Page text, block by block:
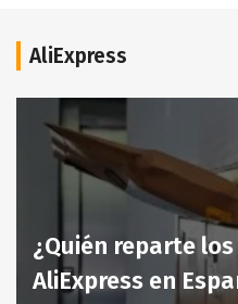
AliExpress
¿Quién reparte
AliExpress en